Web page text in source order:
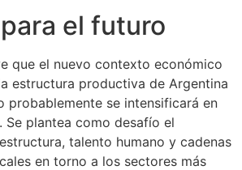
el futuro
que el nuevo contexto económico
estructura productiva de Argentina
probablemente se intensificará en
Se plantea como desafío el
talento humano y cadenas
en torno a los sectores más